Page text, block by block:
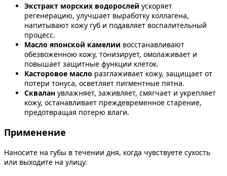
Экстракт морских водорослей ускоряет
регенерацию, улучшает выработку коллагена,
напитывают кожу губ и подавляет воспалительный
процесс.
Масло японской камелии восстанавливают
обезвоженною кожу, тонизирует, омолаживает и
повышает защитные функции клеток.
Касторовое масло разглаживает кожу, защищает от
потери тонуса, осветляет пигментные пятна.
Сквалан увлажняет, заживляет, смягчает и укрепляет
кожу, останавливает преждевременное старение,
предотвращая потерю влаги.
Применение
Наносите на губы в течении дня, когда чувствуете сухость
или выходите на улицу.